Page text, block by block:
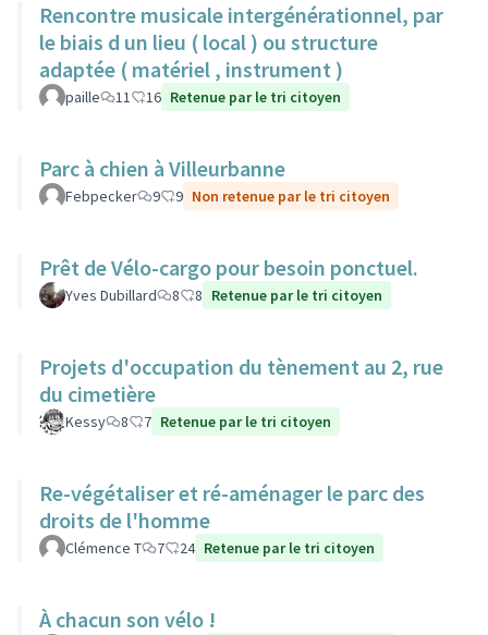
Rencontre musicale intergénérationnel, par
le biais d un lieu ( local ) ou structure
adaptée ( matériel , instrument )
paille 11 16 Retenue par le tri citoyen
Parc à chien à Villeurbanne
Febpecker 9 9 Non retenue par le tri citoyen
Prêt de Vélo-cargo pour besoin ponctuel.
Yves Dubillard 8 8 Retenue par le tri citoyen
Projets d'occupation du tènement au 2, rue
du cimetière
Kessy 8 7 Retenue par le tri citoyen
Re-végétaliser et ré-aménager le parc des
droits de l'homme
Clémence T 7 24 Retenue par le tri citoyen
À chacun son vélo !